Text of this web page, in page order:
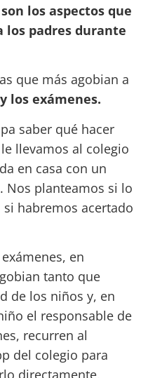
los aspectos que
los padres durante
que más agobian a
los exámenes.
saber qué hacer
llevamos al colegio
en casa con un
Nos planteamos si lo
habremos acertado
en
tanto que
de los niños y, en
el responsable de
recurren al
del colegio para
directamente,